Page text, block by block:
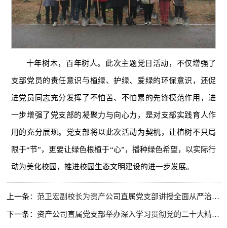
十年树木，百年树人。此次主题党日活动，不仅增强了
支部党员的责任意识与植绿、护绿、爱绿的环保意识，还促
进党员同志充分发挥了不怕苦、不怕累的先锋模范作用，进
一步增强了党支部的凝聚力与向心力，是对支部实践育人作
用的充分展现。党支部将以此次活动为契机，让植树不只局
限于“节”，更要让绿色根植于“心”，播种绿色希望，以实际行
动为美化校园，推进校园生态文明建设的进一步发展。
上一条：范卫宏副校长为资产公司直属党支部讲授全面从严治党专题党课
下一条：资产公司直属党支部举办深入学习贯彻党的二十大精神专题党课